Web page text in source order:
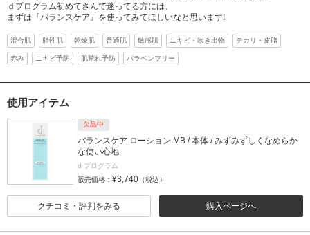
ｄプログラム初めてさんで迷ってる方には、
まずは『バランスケア』を使ってみてほしいなと思います!
混合肌 脂性肌 乾燥肌 普通肌 敏感肌 ニキビ・吹き出物 テカリ・皮脂
赤み ニキビ予防 肌荒れ予防 パラベンフリー
使用アイテム
欠品中
バランスケア ローション MB / 本体 / みずみずしくなめらか
な使い心地
d プログラム
販売価格： ¥3,740 （税込）
購入ページへ
クチコミ・評判をみる